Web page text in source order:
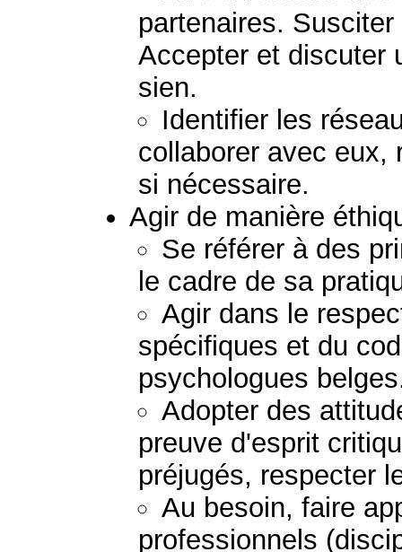
partenaires.
Accepter et discuter
sien.
Identifier les
collaborer avec eux,
si nécessaire.
Agir de manière
Se référer à des
le cadre de sa
Agir dans le
spécifiques et du
psychologues
Adopter des
preuve d'esprit
préjugés, respecter
Au besoin, faire
professionnels